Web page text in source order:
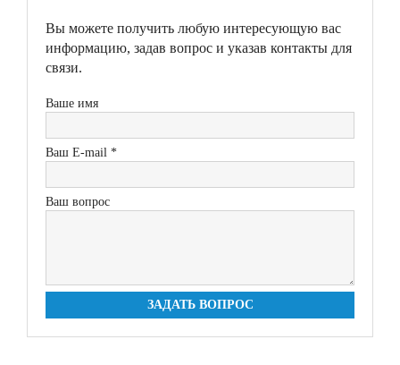
Вы можете получить любую интересующую вас
информацию, задав вопрос и указав контакты для
связи.
Ваше имя
Ваш E-mail *
Ваш вопрос
ЗАДАТЬ ВОПРОС